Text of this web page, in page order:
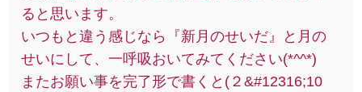
ると思います。
いつもと違う感じなら『新月のせいだ』と月の
せいにして、一呼吸おいてみてください(*^^*)
またお願い事を完了形で書くと(２&#12316;10